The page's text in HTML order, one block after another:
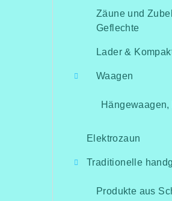
Zäune und
Geflechte
Lader &
Waagen
Elektrozaun
Traditionelle
Produkte aus